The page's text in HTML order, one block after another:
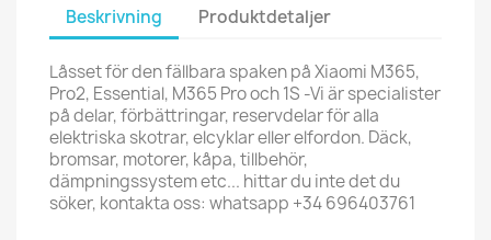
Beskrivning Produktdetaljer
Låsset för den fällbara spaken på Xiaomi M365,
Pro2, Essential, M365 Pro och 1S -Vi är specialister
på delar, förbättringar, reservdelar för alla
elektriska skotrar, elcyklar eller elfordon. Däck,
bromsar, motorer, kåpa, tillbehör,
dämpningssystem etc... hittar du inte det du
söker, kontakta oss: whatsapp +34 696403761